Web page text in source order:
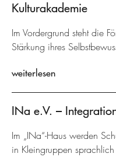
Kulturakademie
Im Vordergrund steht die
Stärkung ihres
weiterlesen
INa e.V. –
Im „INa“-Haus werden
in Kleingruppen